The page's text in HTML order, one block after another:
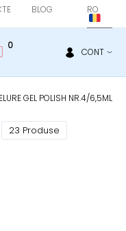
BLOG RO
0
CONT
GEL POLISH NR.4/6,5ML
23 Produse